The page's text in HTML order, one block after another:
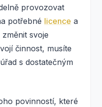
provozovat
potřebné licence a
svoje
činnost, musíte
s dostatečným
povinností, které